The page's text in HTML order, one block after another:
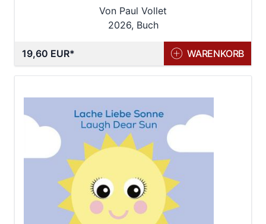
Von Paul Vollet
2026, Buch
19,60 EUR WARENKORB